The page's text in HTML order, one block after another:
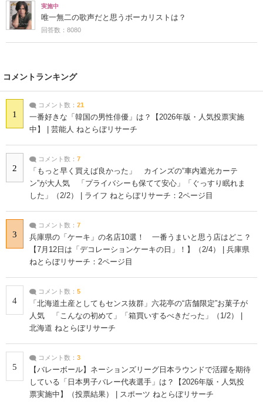
実施中
唯一無二の歌声だと思うボーカリストは？
回答数：8080
コメントランキング
1
コメント数： 21
一番好きな「韓国の男性俳優」は？【2026年版・人気投票実施
中】 | 芸能人 ねとらぼリサーチ
2
コメント数： 7
「もっと早く買えば良かった」 カインズの“車内遮光カーテ
ン”が大人気 「プライバシーも保てて安心」「ぐっすり眠れま
した」（2/2） | ライフ ねとらぼリサーチ：2ページ目
3
コメント数： 7
兵庫県の「ケーキ」の名店10選！ 一番うまいと思う店はどこ？
【7月12日は「デコレーションケーキの日」！】（2/4） | 兵庫県
ねとらぼリサーチ：2ページ目
4
コメント数： 5
「北海道土産としてもセンス抜群」六花亭の“店舗限定”お菓子が
人気 「こんなの初めて」「箱買いするべきだった」（1/2） |
北海道 ねとらぼリサーチ
5
コメント数： 3
【バレーボール】ネーションズリーグ日本ラウンドで活躍を期待
している「日本男子バレー代表選手」は？【2026年版・人気投
票実施中】（投票結果） | スポーツ ねとらぼリサーチ